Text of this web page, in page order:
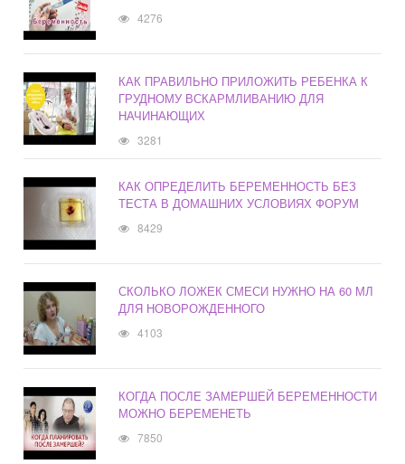
4276
КАК ПРАВИЛЬНО ПРИЛОЖИТЬ РЕБЕНКА К
ГРУДНОМУ ВСКАРМЛИВАНИЮ ДЛЯ
НАЧИНАЮЩИХ
3281
КАК ОПРЕДЕЛИТЬ БЕРЕМЕННОСТЬ БЕЗ
ТЕСТА В ДОМАШНИХ УСЛОВИЯХ ФОРУМ
8429
СКОЛЬКО ЛОЖЕК СМЕСИ НУЖНО НА 60 МЛ
ДЛЯ НОВОРОЖДЕННОГО
4103
КОГДА ПОСЛЕ ЗАМЕРШЕЙ БЕРЕМЕННОСТИ
МОЖНО БЕРЕМЕНЕТЬ
7850